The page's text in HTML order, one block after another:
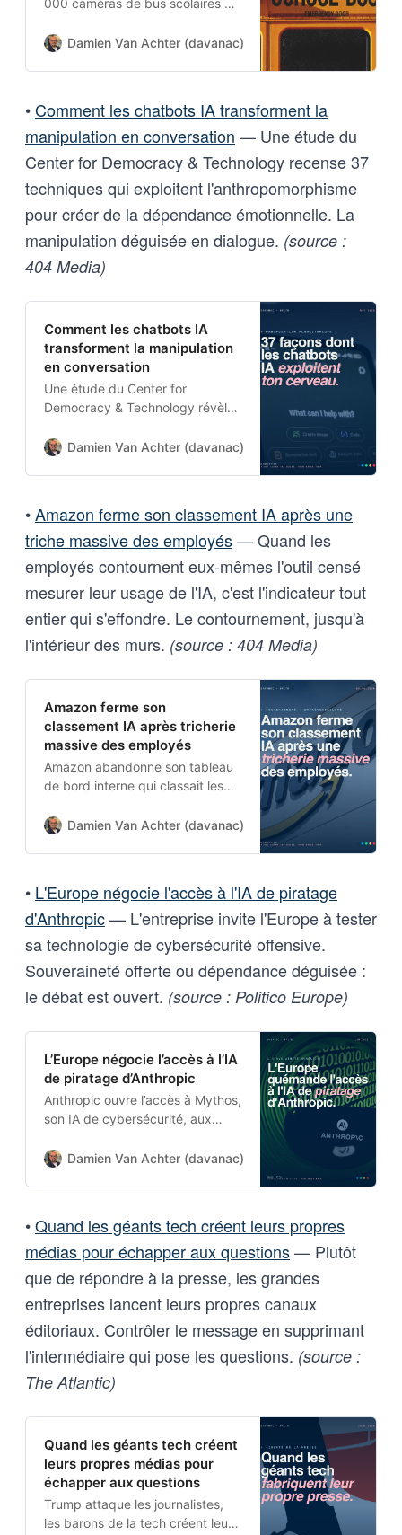
000 caméras de bus scolaires de
plaques d’immatriculation, créant
Damien Van Achter (davanac) Damien Van Achter
•Comment les chatbots IA transforment la
manipulation en conversation — Une étude du
Center for Democracy & Technology recense 37
techniques qui exploitent l'anthropomorphisme
pour créer de la dépendance émotionnelle. La
manipulation déguisée en dialogue. (source :
404 Media)
Comment les chatbots IA
transforment la manipulation
en conversation
Une étude du Center for
Democracy & Technology révèle
chatbots IA, qui exploitent
Damien Van Achter (davanac)
•Amazon ferme son classement IA après une
triche massive des employés— Quand les
employés contournent eux-mêmes l'outil censé
mesurer leur usage de l'IA, c'est l'indicateur tout
entier qui s'effondre. Le contournement, jusqu'à
l'intérieur des murs. (source : 404 Media)
Amazon ferme son
classement IA après tricherie
massive des employés
Amazon abandonne son tableau
de bord interne qui classait les
après découverte de tricheries
Damien Van Achter (davanac) Damien Van Achter
• L'Europe négocie l'accès à l'IA de piratage
d'Anthropic— L'entreprise invite l'Europe à tester
sa technologie de cybersécurité offensive.
Souveraineté offerte ou dépendance déguisée :
le débat est ouvert. (source : Politico Europe)
L’Europe négocie l’accès à l’IA
de piratage d’Anthropic
Anthropic ouvre l’accès à Mythos,
son IA de cybersécurité, aux
semaines de blocage. L’UE doit
Damien Van Achter (davanac) Damien Van Achter
•Quand les géants tech créent leurs propres
médias pour échapper aux questions— Plutôt
que de répondre à la presse, les grandes
entreprises lancent leurs propres canaux
éditoriaux. Contrôler le message en supprimant
l'intermédiaire qui pose les questions. (source :
The Atlantic)
Quand les géants tech créent
leurs propres médias pour
échapper aux questions
Trump attaque les journalistes,
les barons de la tech créent leurs